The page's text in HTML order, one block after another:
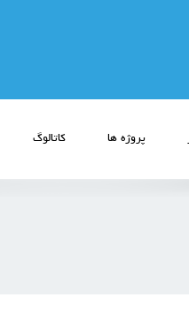
پروژه ها کاتالوگ